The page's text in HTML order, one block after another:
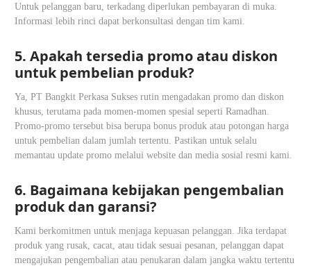
Untuk pelanggan baru, terkadang diperlukan pembayaran di muka.
Informasi lebih rinci dapat berkonsultasi dengan tim kami.
5. Apakah tersedia promo atau diskon
untuk pembelian produk?
Ya, PT Bangkit Perkasa Sukses rutin mengadakan promo dan diskon
khusus, terutama pada momen-momen spesial seperti Ramadhan.
Promo-promo tersebut bisa berupa bonus produk atau potongan harga
untuk pembelian dalam jumlah tertentu. Pastikan untuk selalu
memantau update promo melalui website dan media sosial resmi kami.
6. Bagaimana kebijakan pengembalian
produk dan garansi?
Kami berkomitmen untuk menjaga kepuasan pelanggan. Jika terdapat
produk yang rusak, cacat, atau tidak sesuai pesanan, pelanggan dapat
mengajukan pengembalian atau penukaran dalam jangka waktu tertentu